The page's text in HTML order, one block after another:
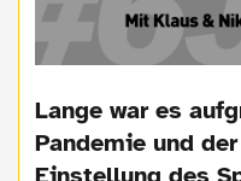
Lange war es
Pandemie und